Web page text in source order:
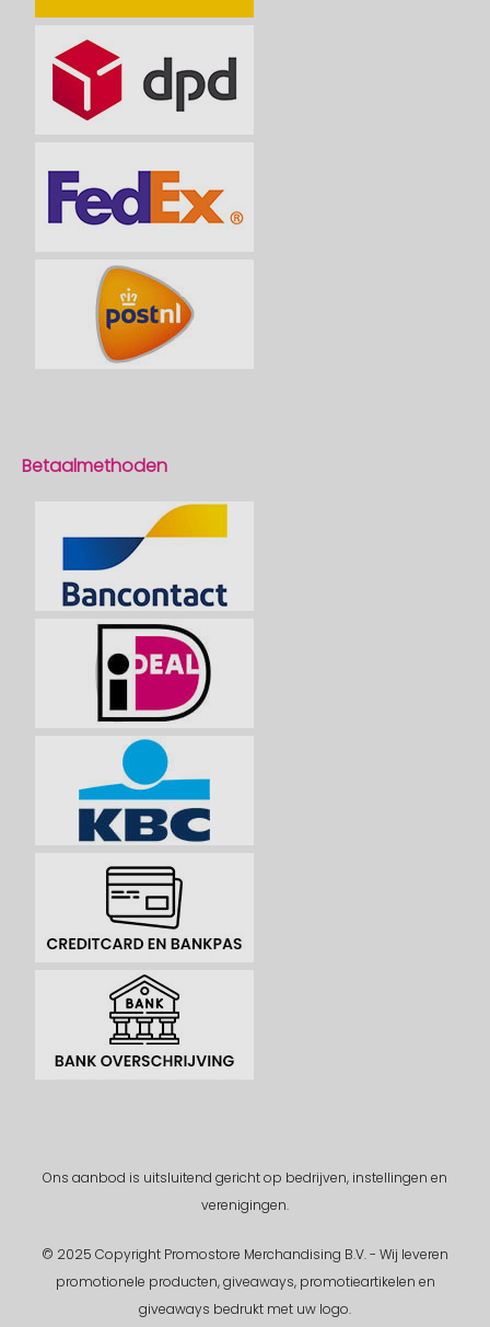
Betaalmethoden
Ons aanbod is uitsluitend gericht op bedrijven, instellingen en
verenigingen.
© 2025 Copyright Promostore Merchandising B.V. - Wij leveren
promotionele producten, giveaways, promotieartikelen en
giveaways bedrukt met uw logo.